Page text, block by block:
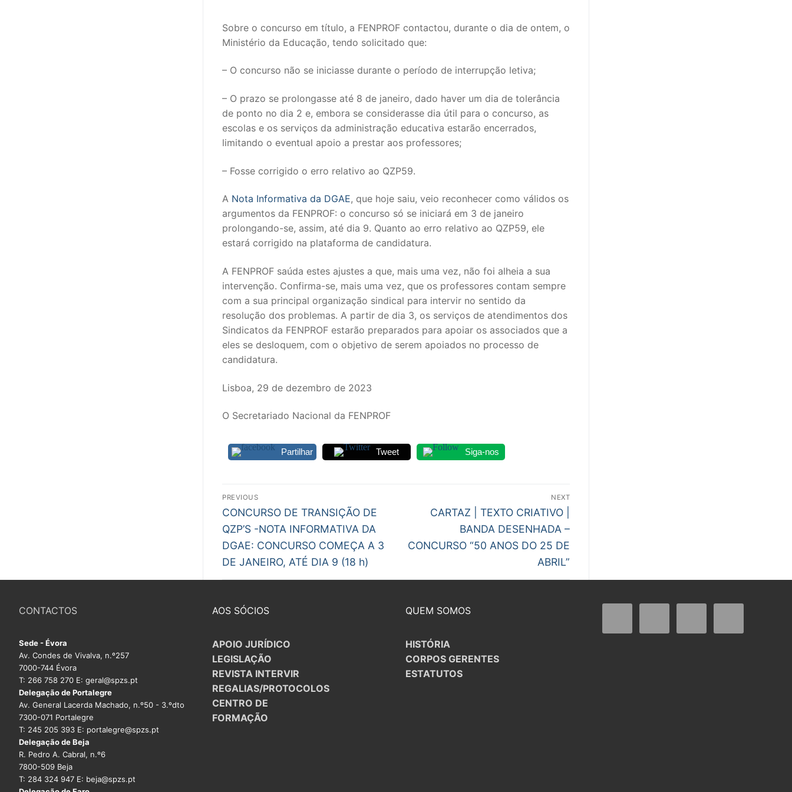
PRÉ-ESCOLAR
1º CICLO
EDUCAÇÃO ESPECIAL
PARTICULAR / IPSS / MISERICÓRDIAS
PROFESSORES CONTRATADOS
DOCENTES APOSENTADOS
Área de Sócios
Revista Intervir
Contactos
Sobre o concurso em título, a FENPROF contactou, durante o dia de ontem, o
Ministério da Educação, tendo solicitado que:
– O concurso não se iniciasse durante o período de interrupção letiva;
– O prazo se prolongasse até 8 de janeiro, dado haver um dia de tolerância
de ponto no dia 2 e, embora se considerasse dia útil para o concurso, as
escolas e os serviços da administração educativa estarão encerrados,
limitando o eventual apoio a prestar aos professores;
– Fosse corrigido o erro relativo ao QZP59.
A Nota Informativa da DGAE, que hoje saiu, veio reconhecer como válidos os
argumentos da FENPROF: o concurso só se iniciará em 3 de janeiro
prolongando-se, assim, até dia 9. Quanto ao erro relativo ao QZP59, ele
estará corrigido na plataforma de candidatura.
A FENPROF saúda estes ajustes a que, mais uma vez, não foi alheia a sua
intervenção. Confirma-se, mais uma vez, que os professores contam sempre
com a sua principal organização sindical para intervir no sentido da
resolução dos problemas. A partir de dia 3, os serviços de atendimentos dos
Sindicatos da FENPROF estarão preparados para apoiar os associados que a
eles se desloquem, com o objetivo de serem apoiados no processo de
candidatura.
Lisboa, 29 de dezembro de 2023
O Secretariado Nacional da FENPROF
Partilhar Tweet Siga-nos
Navegação
de
artigos
PREVIOUS
Previous
post:
CONCURSO DE TRANSIÇÃO DE
QZP’S -NOTA INFORMATIVA DA
DGAE: CONCURSO COMEÇA A 3
DE JANEIRO, ATÉ DIA 9 (18 h)
NEXT
Next
CARTAZ | TEXTO CRIATIVO |
BANDA DESENHADA –
CONCURSO “50 ANOS DO 25 DE
ABRIL”
CONTACTOS
Sede - Évora
Av. Condes de Vivalva, n.º257
7000-744 Évora
T: 266 758 270 E: geral@spzs.pt
Delegação de Portalegre
Av. General Lacerda Machado, n.º50 - 3.ºdto
7300-071 Portalegre
T: 245 205 393 E: portalegre@spzs.pt
Delegação de Beja
R. Pedro A. Cabral, n.º6
7800-509 Beja
T: 284 324 947 E: beja@spzs.pt
AOS SÓCIOS
APOIO JURÍDICO
LEGISLAÇÃO
REVISTA INTERVIR
REGALIAS/PROTOCOLOS
CENTRO DE
FORMAÇÃO
QUEM SOMOS
HISTÓRIA
CORPOS GERENTES
ESTATUTOS